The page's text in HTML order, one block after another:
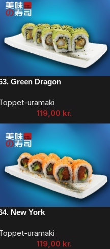
Green Dragon
uramaki
119,00 kr.
New York
uramaki
119,00 kr.